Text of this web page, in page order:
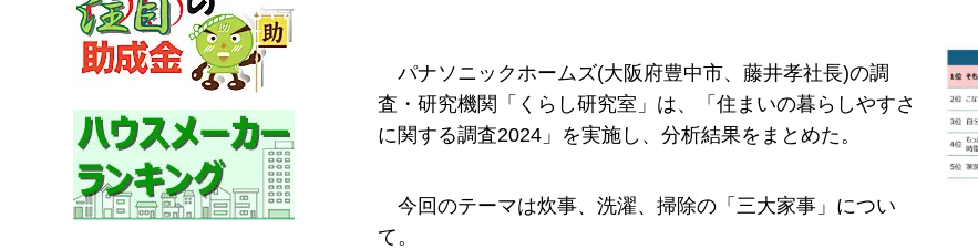
パナソニックホームズ(大阪府豊中市、藤井孝社長)の調
査・研究機関「くらし研究室」は、「住まいの暮らしやすさ
に関する調査2024」を実施し、分析結果をまとめた。
今回のテーマは炊事、洗濯、掃除の「三大家事」につい
て。